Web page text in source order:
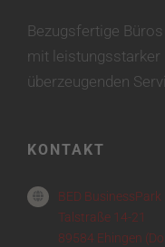
Bezugsfertige
mit leistungsstarker
überzeugenden
KONTAKT
BED
Talstraße 14-21
89584 Ehingen